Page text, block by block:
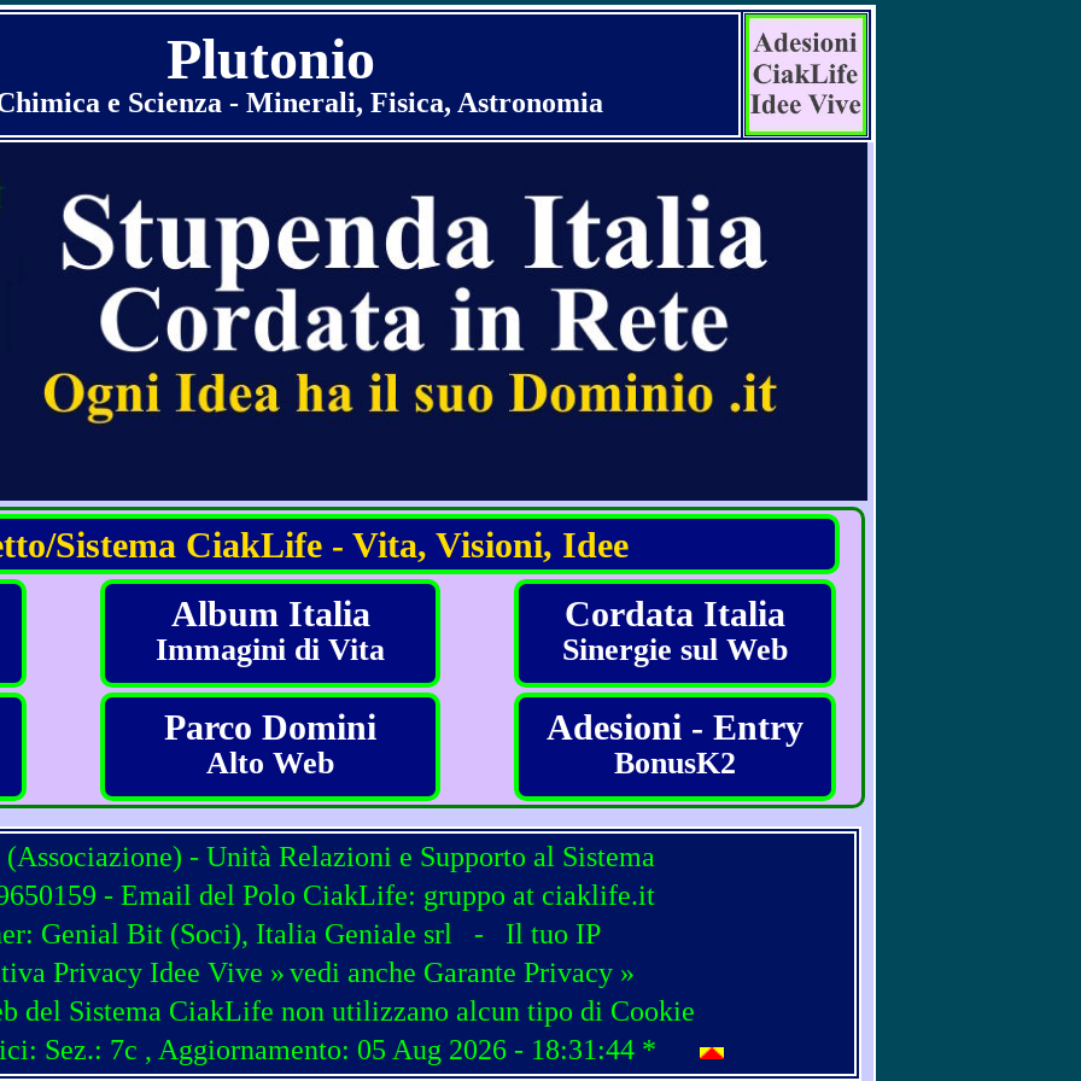
Plutonio
e Scienza - Minerali, Fisica, Astronomia
Sistema CiakLife - Vita, Visioni, Idee
Album Italia
Immagini di Vita
Cordata Italia
Sinergie sul Web
Parco Domini
Alto Web
Adesioni - Entry
BonusK2
- Unità Relazioni e Supporto al Sistema
- Email del Polo CiakLife: gruppo at ciaklife.it
Genial Bit(Soci), Italia Geniale srl - Il tuo IP
Privacy Idee Vive »vedi anche Garante Privacy »
del Sistema CiakLife non utilizzano alcun tipo di Cookie
Sez.: 7c , Aggiornamento: 05 Aug 2026 - 18:31:44 *